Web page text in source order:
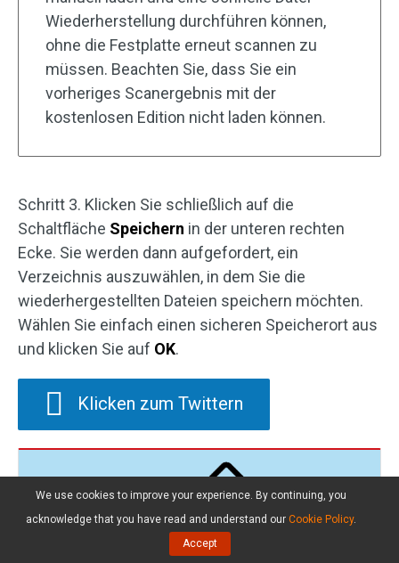
Wiederherstellung durchführen können,
ohne die Festplatte erneut scannen zu
müssen. Beachten Sie, dass Sie ein
vorheriges Scanergebnis mit der
kostenlosen Edition nicht laden können.
Schritt 3. Klicken Sie schließlich auf die
Schaltfläche Speichern in der unteren rechten
Ecke. Sie werden dann aufgefordert, ein
Verzeichnis auszuwählen, in dem Sie die
wiederhergestellten Dateien speichern möchten.
Wählen Sie einfach einen sicheren Speicherort aus
und klicken Sie auf OK.
Klicken zum Twittern
We use cookies to improve your experience. By continuing, you
acknowledge that you have read and understand our Cookie Policy.
Accept